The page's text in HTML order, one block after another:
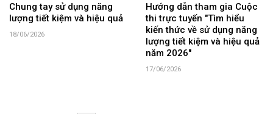
Chung tay sử dụng năng
lượng tiết kiệm và hiệu quả
18/06/2026
Hướng dẫn tham gia Cuộc
thi trực tuyến "Tìm hiểu
kiến thức về sử dụng năng
lượng tiết kiệm và hiệu quả
năm 2026"
17/06/2026